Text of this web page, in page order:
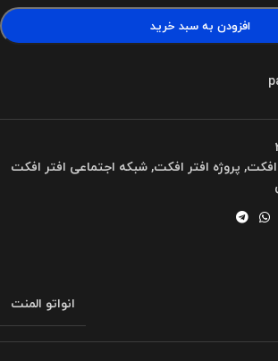
افزودن به سبد خرید
افکت, پروژه افتر افکت,شبکه اجتماعی افتر افکت
انواتو المنت